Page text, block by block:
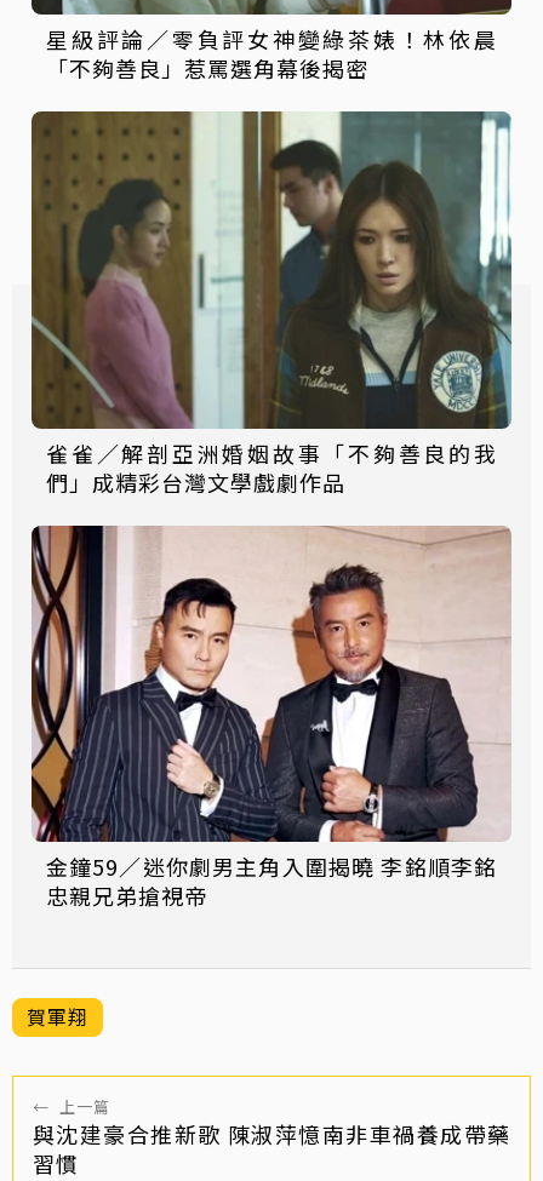
星級評論／零負評女神變綠茶婊！林依晨
「不夠善良」惹罵選角幕後揭密
雀雀／解剖亞洲婚姻故事「不夠善良的我
們」成精彩台灣文學戲劇作品
金鐘59／迷你劇男主角入圍揭曉 李銘順李銘
忠親兄弟搶視帝
賀軍翔
← 上一篇
與沈建豪合推新歌 陳淑萍憶南非車禍養成帶藥
習慣